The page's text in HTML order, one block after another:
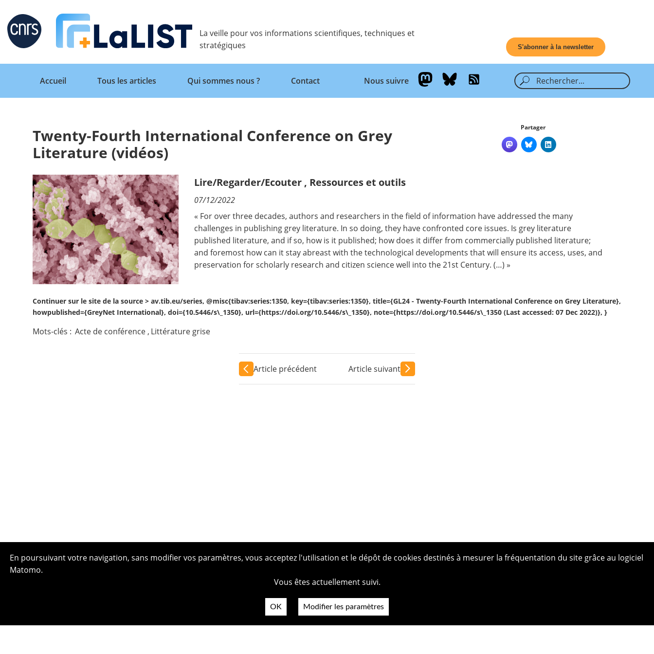
Retour
Accueil
Tous les articles
Qui sommes nous ?
Contact
Nous suivre
La veille pour vos informations scientifiques, techniques et
stratégiques
S'abonner à la newsletter
Retour
Accueil
Tous les articles Qui sommes nous ? Contact Nous suivre
Twenty-Fourth International Conference on Grey
Literature (vidéos)
Partager
Lire/Regarder/Ecouter , Ressources et outils
07/12/2022
« For over three decades, authors and researchers in the field of information have addressed the many
challenges in publishing grey literature. In so doing, they have confronted core issues. Is grey literature
published literature, and if so, how is it published; how does it differ from commercially published literature;
and foremost how can it stay abreast with the technological developments that will ensure its access, uses, and
preservation for scholarly research and citizen science well into the 21st Century. (…) »
Continuer sur le site de la source >av.tib.eu/series, @misc{tibav:series:1350, key={tibav:series:1350}, title={GL24 - Twenty-Fourth International Conference on Grey Literature},
howpublished={GreyNet International}, doi={10.5446/s\_1350}, url={https://doi.org/10.5446/s\_1350}, note={https://doi.org/10.5446/s\_1350 (Last accessed: 07 Dec 2022)}, }
Mots-clés : Acte de conférence , Littérature grise
Article précédent Article suivant
En poursuivant votre navigation, sans modifier vos paramètres, vous acceptez l'utilisation et le dépôt de cookies destinés à mesurer la fréquentation du site grâce au logiciel
Matomo.
Vous êtes actuellement suivi.
OK Modifier les paramètres